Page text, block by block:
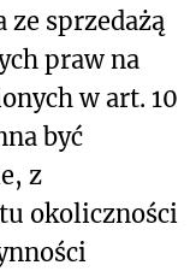
ze sprzedażą
praw na
w art. 10
być
z
okoliczności